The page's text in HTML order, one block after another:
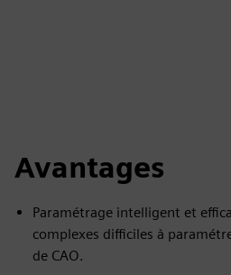
Avantages
Paramétrage intelligent et
complexes difficiles à
de CAO.